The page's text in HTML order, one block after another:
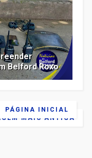
Belford Roxo
MAIS ANTIGA
PÁGINA INICIAL